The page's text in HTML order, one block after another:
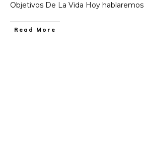
Objetivos De La Vida Hoy hablaremos
​Read More